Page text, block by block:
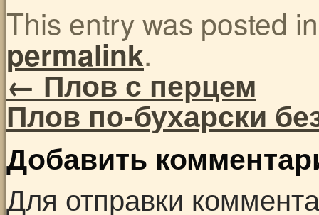
This entry was posted
permalink.
←Плов с перцем
Плов по-бухарски
Добавить
Для отправки